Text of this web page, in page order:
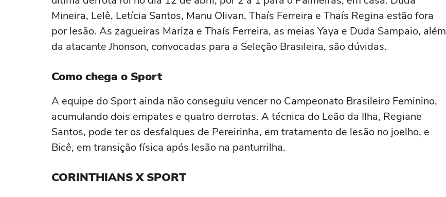
Mineira, Lelê, Letícia Santos, Manu Olivan, Thaís Ferreira e Thaís Regina estão fora
por lesão. As zagueiras Mariza e Thaís Ferreira, as meias Yaya e Duda Sampaio, além
da atacante Jhonson, convocadas para a Seleção Brasileira, são dúvidas.
Como chega o Sport
A equipe do Sport ainda não conseguiu vencer no Campeonato Brasileiro Feminino,
acumulando dois empates e quatro derrotas. A técnica do Leão da Ilha, Regiane
Santos, pode ter os desfalques de Pereirinha, em tratamento de lesão no joelho, e
Bicê, em transição física após lesão na panturrilha.
CORINTHIANS X SPORT